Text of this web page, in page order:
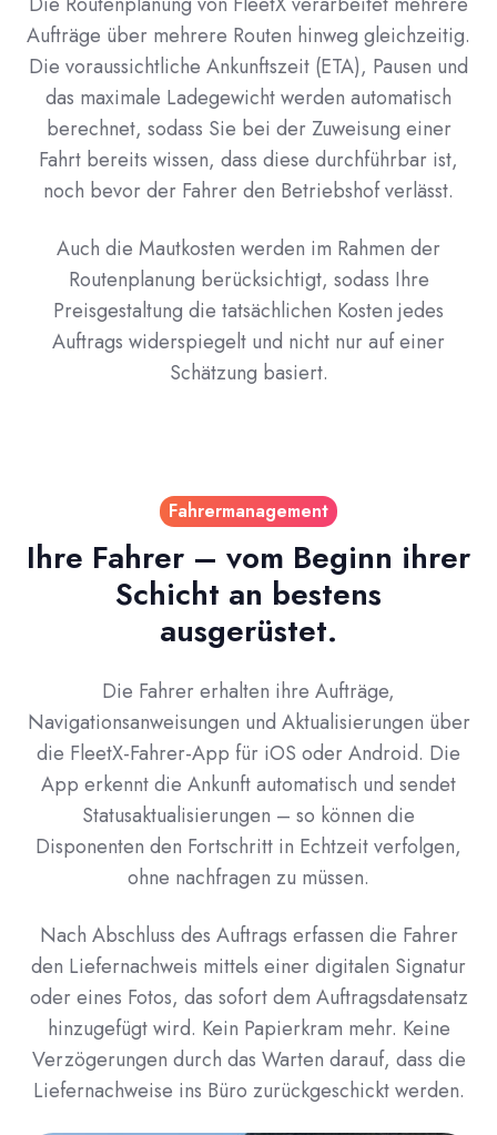
Aufträge über mehrere Routen hinweg gleichzeitig.
Die voraussichtliche Ankunftszeit (ETA), Pausen und
das maximale Ladegewicht werden automatisch
berechnet, sodass Sie bei der Zuweisung einer
Fahrt bereits wissen, dass diese durchführbar ist,
noch bevor der Fahrer den Betriebshof verlässt.
Auch die Mautkosten werden im Rahmen der
Routenplanung berücksichtigt, sodass Ihre
Preisgestaltung die tatsächlichen Kosten jedes
Auftrags widerspiegelt und nicht nur auf einer
Schätzung basiert.
Fahrermanagement
Ihre Fahrer – vom Beginn ihrer
Schicht an bestens
ausgerüstet.
Die Fahrer erhalten ihre Aufträge,
Navigationsanweisungen und Aktualisierungen über
die FleetX-Fahrer-App für iOS oder Android. Die
App erkennt die Ankunft automatisch und sendet
Statusaktualisierungen – so können die
Disponenten den Fortschritt in Echtzeit verfolgen,
ohne nachfragen zu müssen.
Nach Abschluss des Auftrags erfassen die Fahrer
den Liefernachweis mittels einer digitalen Signatur
oder eines Fotos, das sofort dem Auftragsdatensatz
hinzugefügt wird. Kein Papierkram mehr. Keine
Verzögerungen durch das Warten darauf, dass die
Liefernachweise ins Büro zurückgeschickt werden.